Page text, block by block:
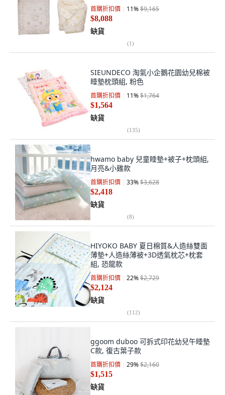
首購折扣價 11%$9,165
$8,088
缺貨
(1)
SIEUNDECO 淘氣小企鵝花園幼兒棉被
睡墊枕頭組, 粉色
首購折扣價 11%$1,764
$1,564
缺貨
(135)
hwamo baby 兒童睡墊+被子+枕頭組,
月亮&小雞款
首購折扣價 33%$3,628
$2,418
缺貨
(8)
HIYOKO BABY 夏日棉質&人造絲雙面
薄墊+人造絲薄被+3D透氣枕芯+枕套
組, 恐龍款
首購折扣價 22%$2,729
$2,124
缺貨
(112)
ggoom duboo 可拆式印花幼兒午睡墊
C款, 復古葉子款
首購折扣價 29%$2,160
$1,515
缺貨